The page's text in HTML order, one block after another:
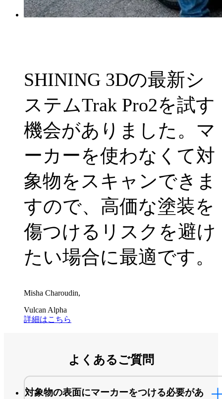
SHINING 3Dの最新シ
ステムTrak Pro2を試す
機会がありました。マ
ーカーを使わなくて対
象物をスキャンできま
すので、高価な塗装を
傷つけるリスクを避け
たい場合に最適です。
Misha Charoudin,
Vulcan Alpha
詳細はこちら
よくあるご質問
対象物の表面にマーカーをつける必要があ